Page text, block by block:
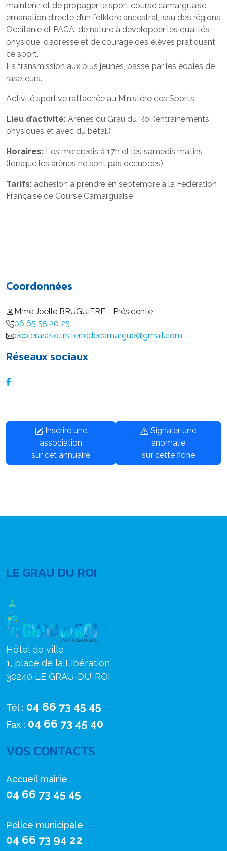
maintenir et de propager le sport course camarguaise,
émanation directe d’un folklore ancestral, issu des régions
Occitanie et PACA, de nature à développer les qualités
physique, d’adresse et de courage des élèves pratiquant
ce sport.
La transmission aux plus jeunes, passe par les écoles de
raseteurs.
Activité sportive rattachée au Ministère des Sports
Lieu d’activité: Arènes du Grau du Roi (entraînements
physiques et avec du bétail)
Horaires: Les mercredis à 17h et les samedis matins
(lorsque les arènes ne sont pas occupées)
Tarifs: adhésion à prendre en septembre à la Fédération
Française de Course Camarguaise
Coordonnées
Mme Joëlle BRUGUIERE - Présidente
06 65 55 20 25
ecoleraseteurs.terredecamargue@gmail.com
Réseaux sociaux
Inscrire une
association
sur cet annuaire
Signaler une
anomalie
sur cette fiche
LE GRAU DU ROI
Hôtel de ville
1, place de la Libération,
30240 LE GRAU-DU-ROI
Tél : 04 66 73 45 45
Fax : 04 66 73 45 40
VOS CONTACTS
Accueil mairie
04 66 73 45 45
Police municipale
04 66 73 94 22